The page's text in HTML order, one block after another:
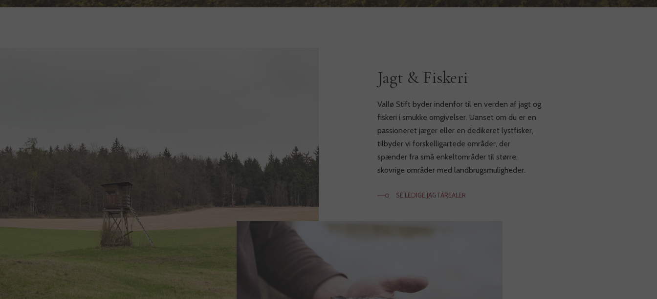
Jagt & Fiskeri
Vallø Stift byder indenfor til en verden af jagt og
fiskeri i smukke omgivelser. Uanset om du er en
passioneret jæger eller en dedikeret lystfisker,
tilbyder vi forskelligartede områder, der
spænder fra små enkeltområder til større,
skovrige områder med landbrugsmuligheder.
SE LEDIGE JAGTAREALER